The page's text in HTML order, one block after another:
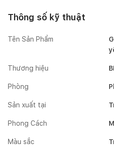
Thông số kỹ thuật
Tên Sản Phẩm
Thương hiệu
Phòng
Sản xuất tại
Phong Cách
Màu sắc